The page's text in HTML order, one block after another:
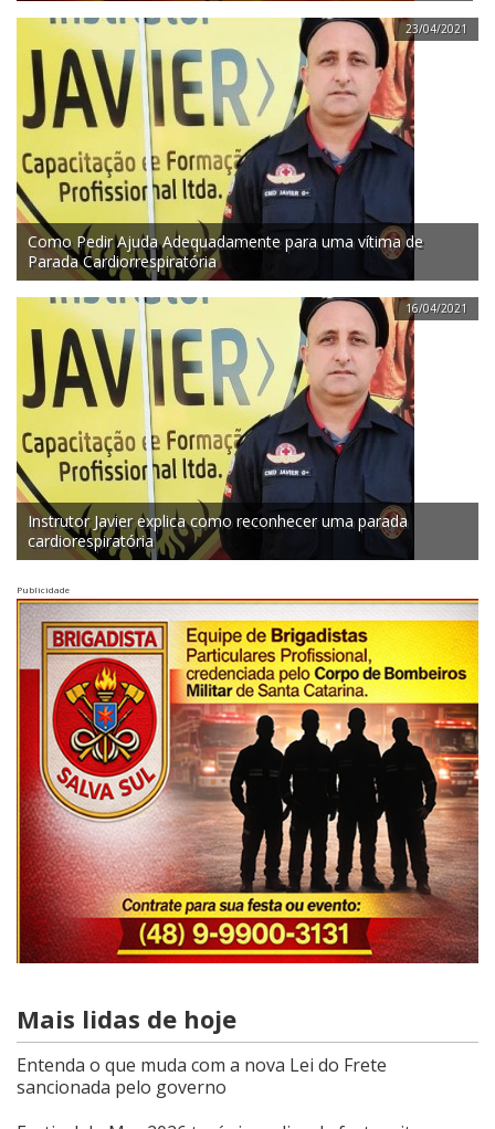
23/04/2021
Como Pedir Ajuda Adequadamente para uma vítima de
Parada Cardiorrespiratória
16/04/2021
Instrutor Javier explica como reconhecer uma parada
cardiorespiratória
Publicidade
Mais lidas de hoje
Entenda o que muda com a nova Lei do Frete
sancionada pelo governo